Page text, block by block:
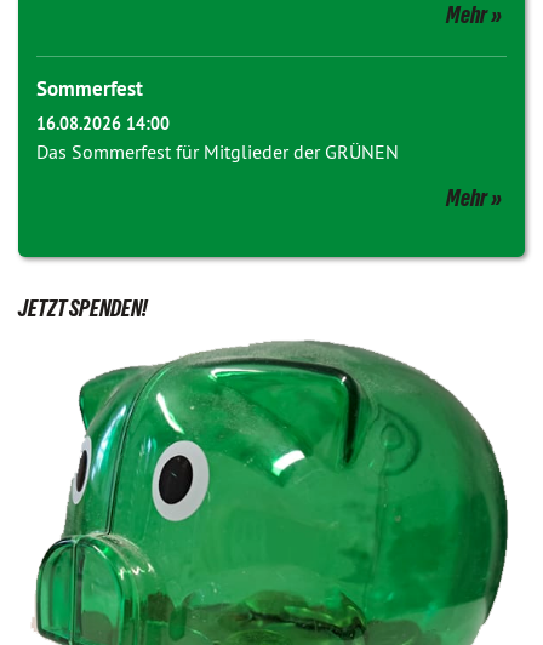
Mehr
Sommerfest
16.08.2026 14:00
Das Sommerfest für Mitglieder der GRÜNEN
Mehr
JETZT SPENDEN!